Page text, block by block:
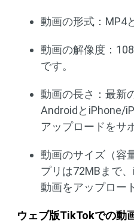
動画の形式：MP4
動画の解像度：
です。
動画の長さ：最新
AndroidとiPhone/
アップロードをサ
動画のサイズ（容
プリは72MBまで
動画をアップロー
ウェブ版TikTokでの動